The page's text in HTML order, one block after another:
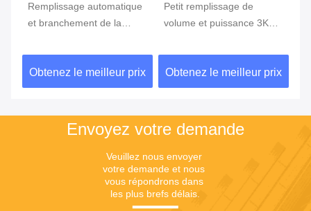
Remplissage automatique
et branchement de la
machine avec du CE
Obtenez le meilleur prix
Petit remplissage de
volume et puissance 3KW
plastique de capsulage
Obtenez le meilleur prix
Envoyez votre demande
Veuillez nous envoyer
votre demande et nous
vous répondrons dans
les plus brefs délais.